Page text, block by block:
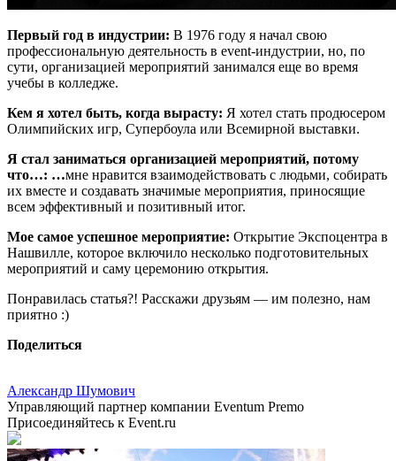
Первый год в индустрии: В 1976 году я начал свою
профессиональную деятельность в event-индустрии, но, по
сути, организацией мероприятий занимался еще во время
учебы в колледже.
Кем я хотел быть, когда вырасту: Я хотел стать продюсером
Олимпийских игр, Супербоула или Всемирной выставки.
Я стал заниматься организацией мероприятий, потому
что…: …мне нравится взаимодействовать с людьми, собирать
их вместе и создавать значимые мероприятия, приносящие
всем эффективный и позитивный итог.
Мое самое успешное мероприятие: Открытие Экспоцентра в
Нашвилле, которое включило несколько подготовительных
мероприятий и саму церемонию открытия.
Понравилась статья?! Расскажи друзьям — им полезно, нам
приятно :)
Поделиться
Александр Шумович
Управляющий партнер компании Eventum Premo
Присоединяйтесь к Event.ru